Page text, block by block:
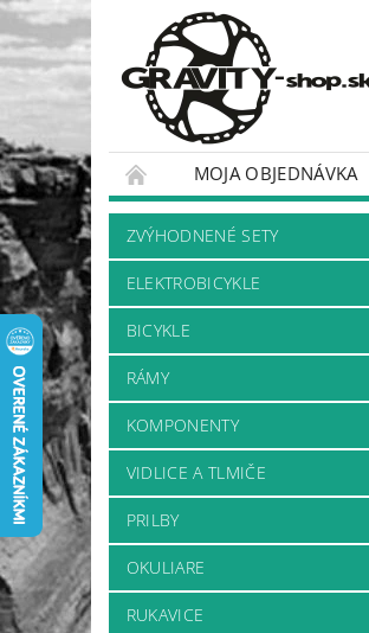
MOJA OBJEDNÁVKA
BICYKLE
RÁMY
ZVÝHODNENÉ SETY
ELEKTROBICYKLE
BICYKLE
RÁMY
KOMPONENTY
VIDLICE A TLMIČE
PRILBY
OKULIARE
RUKAVICE